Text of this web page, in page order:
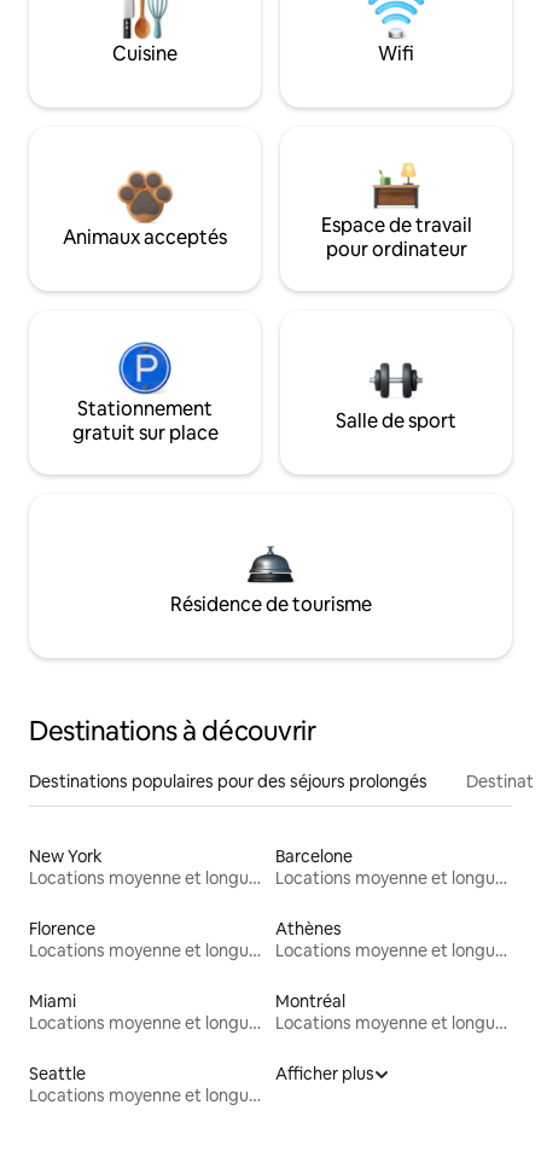
Cuisine Wifi
Animaux acceptés
Espace de travail
pour ordinateur
Stationnement
gratuit sur place
Salle de sport
Résidence de tourisme
Destinations à découvrir
Destinations populaires pour des séjours prolongés
New York
Locations moyenne et longue durée
Barcelone
Locations moyenne et longue durée
Florence
Locations moyenne et longue durée
Athènes
Locations moyenne et longue durée
Miami
Locations moyenne et longue durée
Montréal
Locations moyenne et longue durée
Seattle
Locations moyenne et longue durée
Afficher plus